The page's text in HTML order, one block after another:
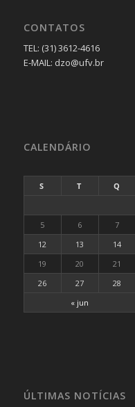
CONTATOS
TEL: (31) 3612-4616
E-MAIL: dzo@ufv.br
CALENDÁRIO
S T Q
« jun
5
6 7
12
13 14
19
20 21
26
27 28
ÚLTIMAS NOTÍCIAS